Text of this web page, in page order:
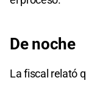
De noche
La fiscal relató